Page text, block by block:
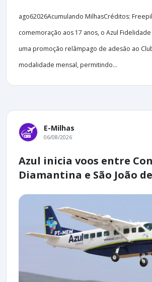
ago62026Acumulando MilhasCréditos:
comemoração aos 17 anos, o Azul
uma promoção relâmpago de adesão ao
modalidade mensal, permitindo...
E-Milhas
06/08/2026
Azul inicia voos entre
Diamantina e São João